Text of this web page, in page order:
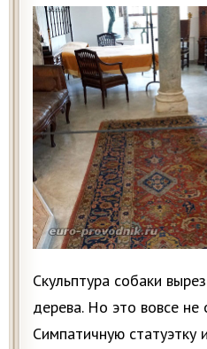
Скульптура собаки
дерева. Но это вовсе не
Симпатичную статуэтку